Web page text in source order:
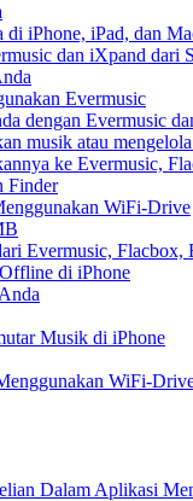
iPhone, iPad, dan
dan iXpand dari
Evermusic
dengan Evermusic
musik atau
ke Evermusic,
Finder
WiFi-Drive
Evermusic, Flacbox,
di iPhone
Musik di iPhone
WiFi-
Dalam Aplikasi